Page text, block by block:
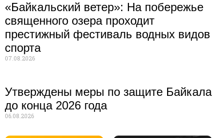
«Байкальский ветер»: На побережье
священного озера проходит
престижный фестиваль водных видов
спорта
07.08.2026
Утверждены меры по защите Байкала
до конца 2026 года
06.08.2026